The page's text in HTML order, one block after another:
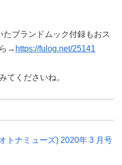
ブランドムック付録もおス
→ https://fulog.net/25141
てくださいね。
トナミューズ) 2020年 3 月号